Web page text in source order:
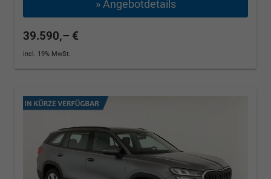
» Angebotdetails
39.590,– €
incl. 19% MwSt.